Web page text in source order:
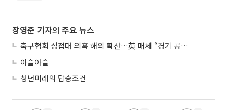
장영준 기자의 주요 뉴스
축구협회 성접대 의혹 해외 확산…英 매체 “경기 공정성 의문”
아슬아슬
청년미래의 탑승조건